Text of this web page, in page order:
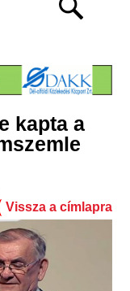
kapta a
Vissza a címlapra